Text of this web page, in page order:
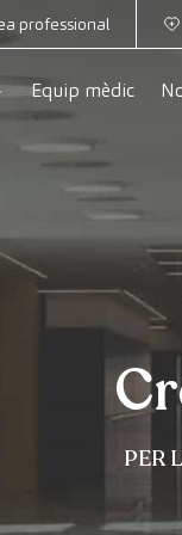
professional
Maresme
mèdiques
especialitzades
Equip mèdic
PER